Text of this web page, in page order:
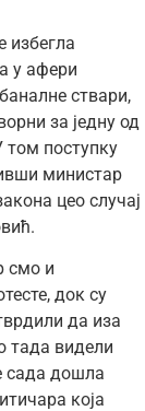
избегла
у афери
ствари,
за једну од
том поступку
министар
цео случај
смо и
док су
да иза
тада видели
сада дошла
која